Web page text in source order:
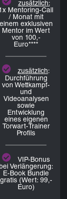
zusätzlich:
Mentoring-Call
/ Monat mit
einem exklusiven
Mentor im Wert
von 100,-
Euro****
zusätzlich:
Durchführung
von Wettkampf-
und
Videoanalysen
sowie
Entwicklung
eines eigenen
Torwart-Trainer
Profils
VIP-Bonus
Verlängerung:
E-Book Bundle
gratis (Wert: 99,-
Euro)